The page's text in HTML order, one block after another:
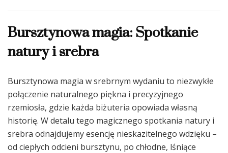
Bursztynowa magia: Spotkanie
natury i srebra
Bursztynowa magia w srebrnym wydaniu to niezwykłe
połączenie naturalnego piękna i precyzyjnego
rzemiosła, gdzie każda biżuteria opowiada własną
historię. W detalu tego magicznego spotkania natury i
srebra odnajdujemy esencję nieskazitelnego wdzięku –
od ciepłych odcieni bursztynu, po chłodne, lśniące